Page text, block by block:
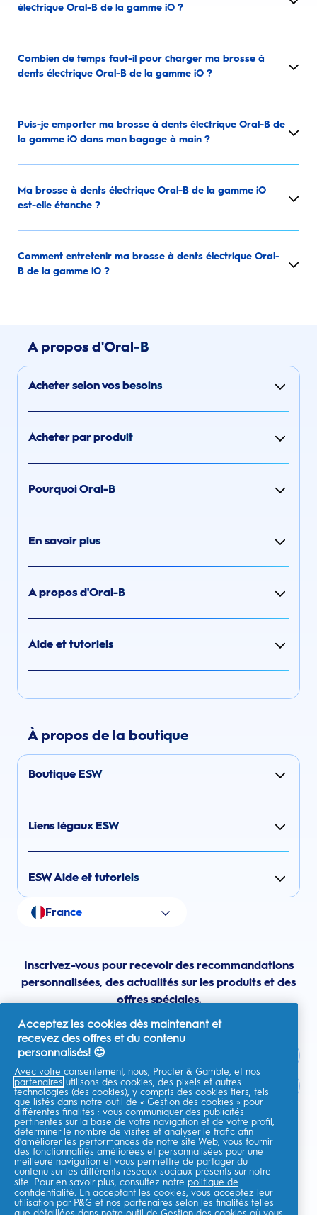
électrique Oral-B de la gamme iO ?
Combien de temps faut-il pour charger ma brosse à
dents électrique Oral-B de la gamme iO ?
Puis-je emporter ma brosse à dents électrique Oral-B de
la gamme iO dans mon bagage à main ?
Ma brosse à dents électrique Oral-B de la gamme iO
est-elle étanche ?
Comment entretenir ma brosse à dents électrique Oral-
B de la gamme iO ?
A propos d'Oral-B
Acheter selon vos besoins
Acheter par produit
Pourquoi Oral-B
En savoir plus
A propos d'Oral-B
Aide et tutoriels
À propos de la boutique
Boutique ESW
Liens légaux ESW
ESW Aide et tutoriels
France
Inscrivez-vous pour recevoir des recommandations
personnalisées, des actualités sur les produits et des
offres spéciales.
France
Je consens à recevoir des communications personnalisées
concernant des offres, des actualités et d'autres initiatives
promotionnelles de la part d'Oral-B et d'autresmarques de P&G
mail et sur les canaux en ligne. Je peux medésinscrireà tout moment.
Procter & Gamble, le responsable du traitement des données, traitera
vos données personnelles pour vous permettre de vous inscrire sur ce
site, d'interagir avec ses services et, selon votre consentement, de vous
Acceptez les cookies dès maintenant et
recevez des offres et du contenu
personnalisés! 😊
Avec votre consentement, nous, Procter & Gamble, et nos
partenaires utilisons des cookies, des pixels et autres
technologies (des cookies), y compris des cookies tiers, tels
que listés dans notre outil de « Gestion des cookies » pour
différentes finalités : vous communiquer des publicités
pertinentes sur la base de votre navigation et de votre profil,
déterminer le nombre de visites et analyser le trafic afin
d’améliorer les performances de notre site Web, vous fournir
des fonctionnalités améliorées et personnalisées pour une
meilleure navigation et vous permettre de partager du
contenu sur les différents réseaux sociaux présents sur notre
site. Pour en savoir plus, consultez notre politique de
confidentialité. En acceptant les cookies, vous acceptez leur
utilisation par P&G et nos partenaires selon les finalités telles